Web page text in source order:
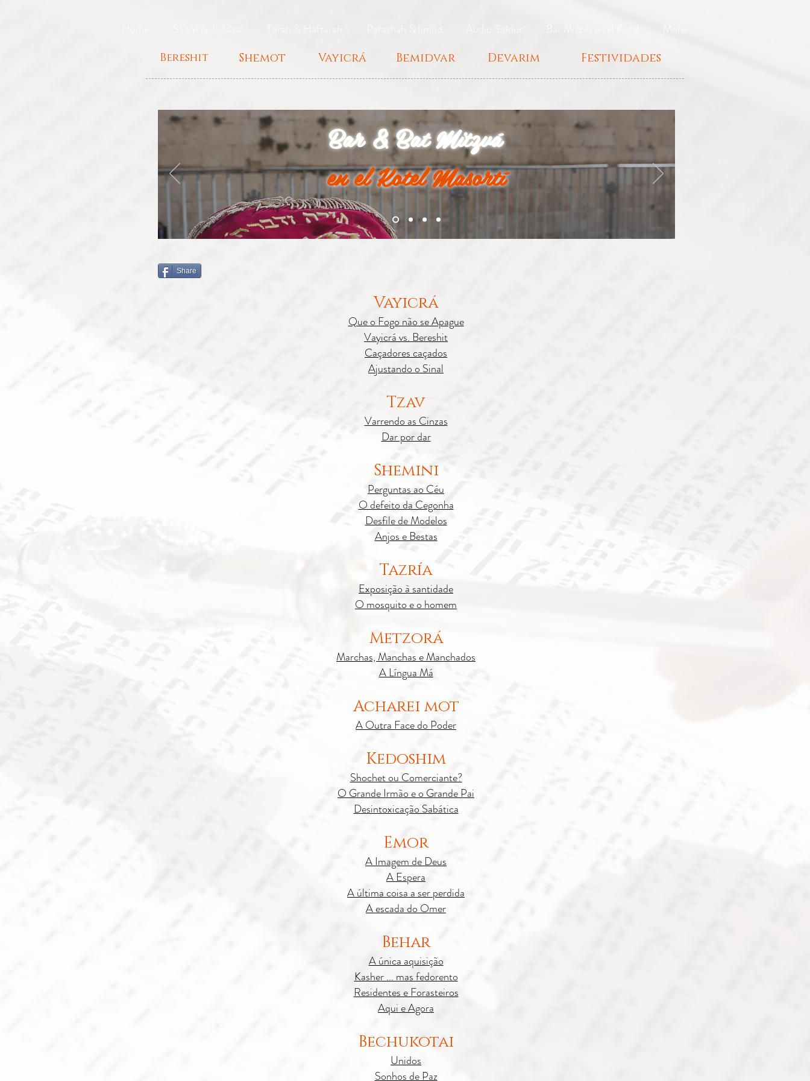
Bereshit Shemot Vayicrá Bemidvar Devarim Festividades
Bar & Bat Mitzvá
en el Kotel Masortí
Share
Vayicrá
Que o Fogo não se Apague
Vayicrá vs. Bereshit
Caçadores caçados
Ajustando o Sinal
Tzav
Varrendo as Cinzas
Dar por dar
Shemini
Perguntas ao Céu
O defeito da Cegonha
Desfile de Modelos
Anjos e Bestas
Tazría
Exposição à santidade
O mosquito e o homem
Metzorá
Marchas, Manchas e Manchados
A Língua Má
Acharei mot
A Outra Face do Poder
Kedoshim
Shochet ou Comerciante?
O Grande Irmão e o Grande Pai
Desintoxicação Sabática
Emor
A Imagem de Deus
A Espera
A última coisa a ser perdida
A escada do Omer
Behar
A única aquisição
Kasher ... mas fedorento
Residentes e Forasteiros
Aqui e Agora
Bechukotai
Unidos
Sonhos de Paz